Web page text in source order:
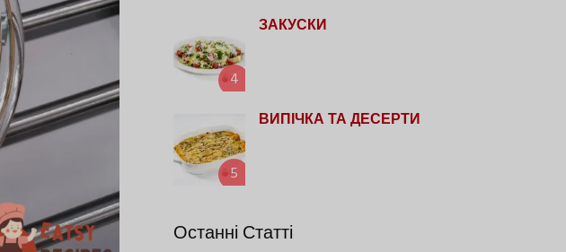
4
ЗАКУСКИ
5
ВИПІЧКА ТА ДЕСЕРТИ
Останні Статті